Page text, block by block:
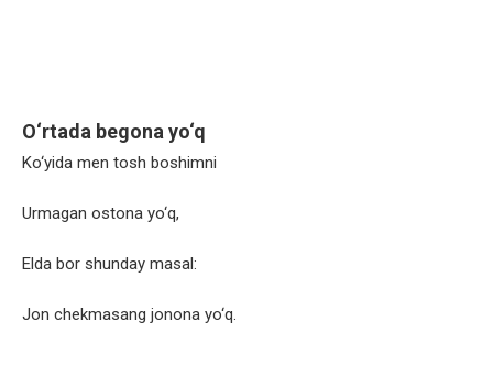
O‘rtada begona yo‘q
Ko‘yida men tosh boshimni
Urmagan ostona yo‘q,
Elda bor shunday masal:
Jon chekmasang jonona yo‘q.